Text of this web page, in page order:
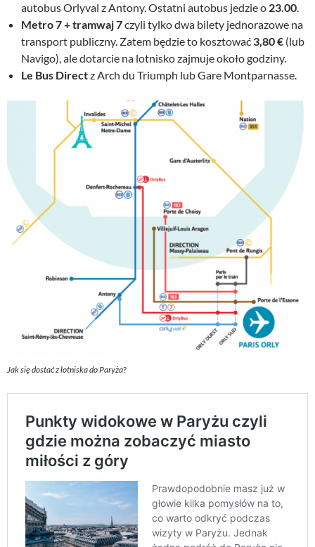
autobus Orlyval z Antony. Ostatni autobus jedzie o 23.00
Metro 7 + tramwaj 7czyli tylko dwa bilety jednorazowe na
transport publiczny. Zatem będzie to kosztować 3,80 € (lub
Navigo), ale dotarcie na lotnisko zajmuje około godziny.
Le Bus Directz Arch du Triumph lub Gare Montparnasse.
Jak się dostać z lotniska do Paryża?